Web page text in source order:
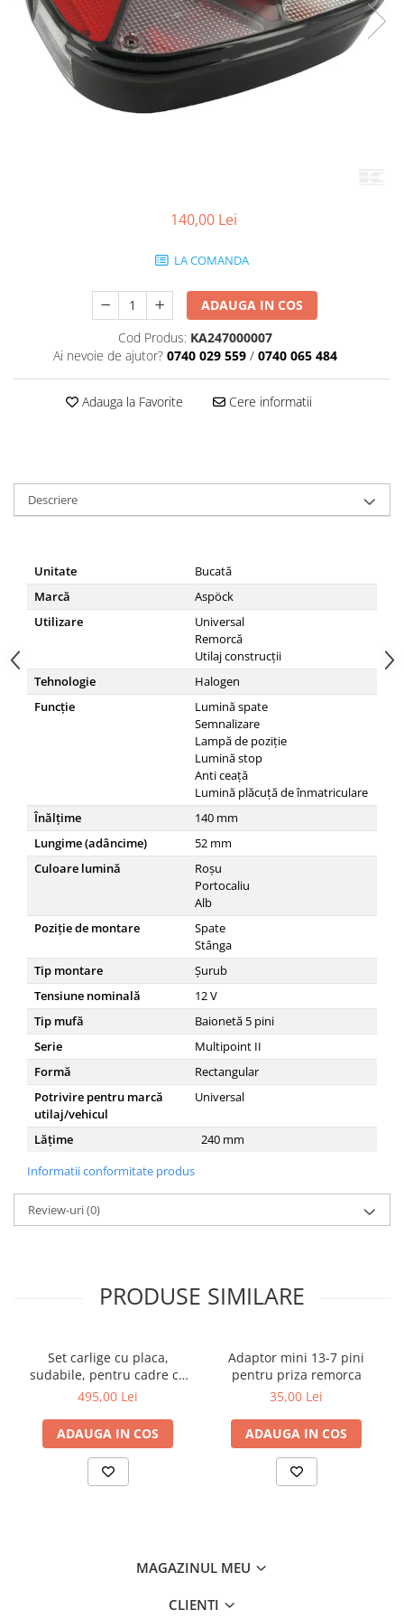
140,00 Lei
LA COMANDA
ADAUGA IN COS
Cod Produs: KA247000007
Ai nevoie de ajutor? 0740 029 559 / 0740 065 484
Adauga la Favorite Cere informatii
Descriere
Unitate
Bucată
Marcă
Aspöck
Utilizare
Universal
Remorcă
Utilaj construcții
Tehnologie
Halogen
Funcţie
Lumină spate
Semnalizare
Lampă de poziție
Lumină stop
Anti ceață
Lumină plăcuță de înmatriculare
Înălţime
140 mm
Lungime (adâncime)
52 mm
Culoare lumină
Roșu
Portocaliu
Alb
Poziție de montare
Spate
Stânga
Tip montare
Șurub
Tensiune nominală
12V
Tip mufă
Baionetă 5 pini
Serie
Multipoint II
Formă
Rectangular
Potrivire pentru marcă
utilaj/vehicul
Universal
Lățime 240 mm
Informatii conformitate produs
Review-uri(0)
PRODUSE SIMILARE
Set carlige cu placa,
sudabile, pentru cadre cu
schimbare rapida Euro-
495,00 Lei
ADAUGA IN COS
Adaptor mini 13-7 pini
pentru priza remorca
35,00 Lei
ADAUGA IN COS
MAGAZINUL MEU
CLIENTI